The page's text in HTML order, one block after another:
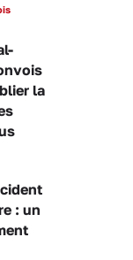
la
: un